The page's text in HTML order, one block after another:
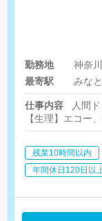
勤務地
最寄駅
みな
仕事内容
人間
【生理】エコー
残業10時間以内
年間休日120日以